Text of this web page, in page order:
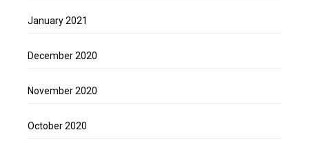
January 2021
December 2020
November 2020
October 2020